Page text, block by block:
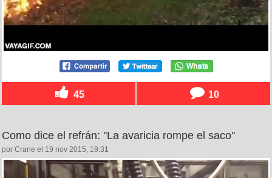
45 10
Como dice el refrán: ''La avaricia rompe el saco''
por Crane el 19 nov 2015, 19:31